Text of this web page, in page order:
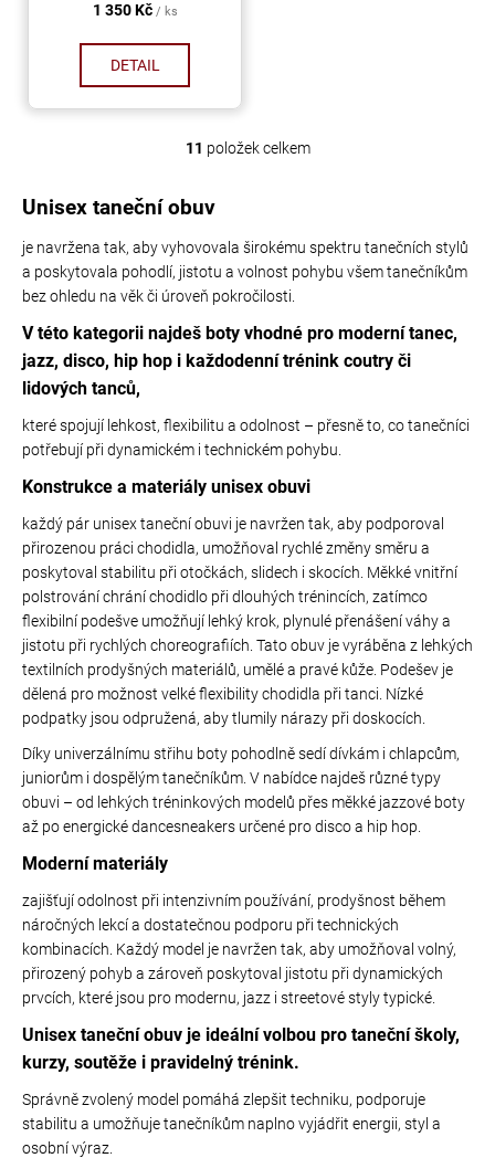
1 350 Kč / ks
DETAIL
O
d
a
c
í
p
k
y
ý
p
i
s
u
11 položek celkem
Unisex taneční obuv
je navržena tak, aby vyhovovala širokému spektru tanečních stylů
a poskytovala pohodlí, jistotu a volnost pohybu všem tanečníkům
bez ohledu na věk či úroveň pokročilosti.
V této kategorii najdeš boty vhodné pro moderní tanec,
jazz, disco, hip hop i každodenní trénink coutry či
lidových tanců,
které spojují lehkost, flexibilitu a odolnost – přesně to, co tanečníci
potřebují při dynamickém i technickém pohybu.
Konstrukce a materiály unisex obuvi
každý pár unisex taneční obuvi je navržen tak, aby podporoval
přirozenou práci chodidla, umožňoval rychlé změny směru a
poskytoval stabilitu při otočkách, slidech i skocích. Měkké vnitřní
polstrování chrání chodidlo při dlouhých trénincích, zatímco
flexibilní podešve umožňují lehký krok, plynulé přenášení váhy a
jistotu při rychlých choreografiích. Tato obuv je vyráběna z lehkých
textilních prodyšných materiálů, umělé a pravé kůže. Podešev je
dělená pro možnost velké flexibility chodidla při tanci. Nízké
podpatky jsou odpružená, aby tlumily nárazy při doskocích.
Díky univerzálnímu střihu boty pohodlně sedí dívkám i chlapcům,
juniorům i dospělým tanečníkům. V nabídce najdeš různé typy
obuvi – od lehkých tréninkových modelů přes měkké jazzové boty
až po energické dancesneakers určené pro disco a hip hop.
Moderní materiály
zajišťují odolnost při intenzivním používání, prodyšnost během
náročných lekcí a dostatečnou podporu při technických
kombinacích. Každý model je navržen tak, aby umožňoval volný,
přirozený pohyb a zároveň poskytoval jistotu při dynamických
prvcích, které jsou pro modernu, jazz i streetové styly typické.
Unisex taneční obuv je ideální volbou pro taneční školy,
kurzy, soutěže i pravidelný trénink.
Správně zvolený model pomáhá zlepšit techniku, podporuje
stabilitu a umožňuje tanečníkům naplno vyjádřit energii, styl a
osobní výraz.